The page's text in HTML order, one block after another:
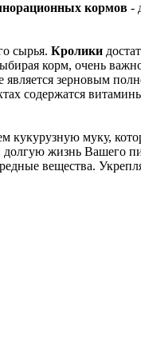
кормов -
сырья. Кролики
корм, очень
является зерновым
содержатся
муку,
жизнь Вашего
вещества.